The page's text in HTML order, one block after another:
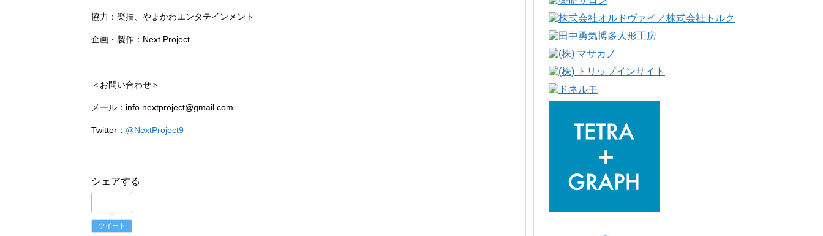
協力：楽描、やまかわエンタテインメント
企画・製作：Next Project
＜お問い合わせ＞
メール：info.nextproject@gmail.com
Twitter： @NextProject9
シェアする
ツイート